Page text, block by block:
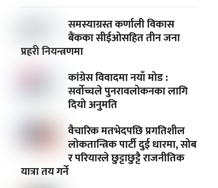
समस्याग्रस्त कर्णाली विकास
बैंकका सीईओसहित तीन जना
प्रहरी नियन्त्रणमा
कांग्रेस विवादमा नयाँ मोड :
सर्वोच्चले पुनरावलोकनका लागि
दियो अनुमति
वैचारिक मतभेदपछि प्रगतिशील
लोकतान्त्रिक पार्टी दुई धारमा, सोब
र परियारले छुट्टाछुट्टै राजनीतिक
यात्रा तय गर्ने